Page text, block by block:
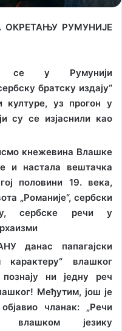
РУМУНИЈЕ
се у Румунији
братску издају“
културе, уз прогон у
су се изјаснили као
кнежевина Влашке
и настала вештачка
половини 19. века,
„Романије“, сербски
сербске речи у
данас папагајски
влашког
ни једну реч
Међутим, још је
чланак: „Речи
влашком језику